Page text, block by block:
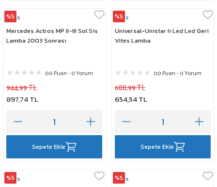
%5
Mars
Mercedes Actros MP II-III Sol Sis
Lamba 2003 Sonrası
0.0 Puan - 0 Yorum
944,99 TL
897,74 TL
Sepete Ekle
%5
Mars
Universal-Unistar Iı Led Led Geri
Vites Lamba
0.0 Puan - 0 Yorum
688,99 TL
654,54 TL
Sepete Ekle
%5
Mars
%5
Mars